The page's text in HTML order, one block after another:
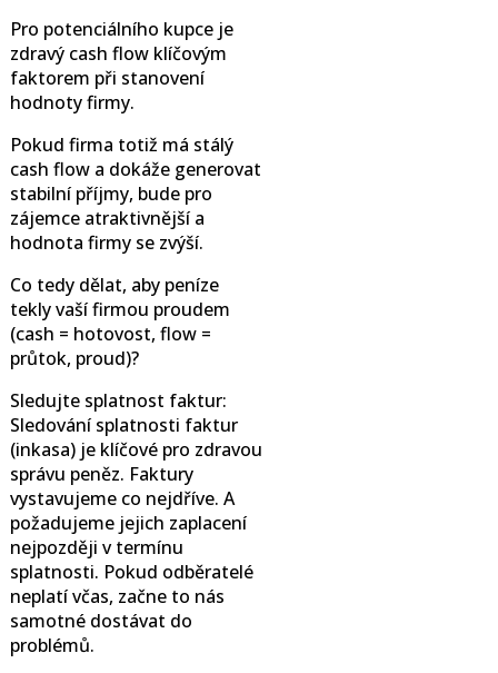
Pro potenciálního kupce je
zdravý cash flow klíčovým
faktorem při stanovení
hodnoty firmy.
Pokud firma totiž má stálý
cash flow a dokáže generovat
stabilní příjmy, bude pro
zájemce atraktivnější a
hodnota firmy se zvýší.
Co tedy dělat, aby peníze
tekly vaší firmou proudem
(cash = hotovost, flow =
průtok, proud)?
Sledujte splatnost faktur:
Sledování splatnosti faktur
(inkasa) je klíčové pro zdravou
správu peněz. Faktury
vystavujeme co nejdříve. A
požadujeme jejich zaplacení
nejpozději v termínu
splatnosti. Pokud odběratelé
neplatí včas, začne to nás
samotné dostávat do
problémů.